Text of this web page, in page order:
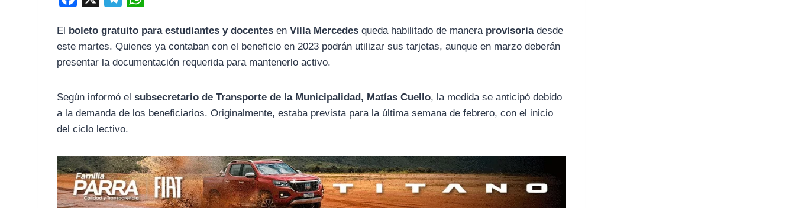
c
e
b
l
e
g
a
t
s
El boleto gratuito para estudiantes y docentes enVilla Mercedes queda habilitado de manera provisoriadesde
este martes. Quienes ya contaban con el beneficio en 2023 podrán utilizar sus tarjetas, aunque en marzo deberán
presentar la documentación requerida para mantenerlo activo.
Según informó elsubsecretario de Transporte de la Municipalidad, Matías Cuello, la medida se anticipó debido
a la demanda de los beneficiarios. Originalmente, estaba prevista para la última semana de febrero, con el inicio
del ciclo lectivo.